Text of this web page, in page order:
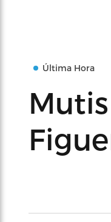
Última Hora